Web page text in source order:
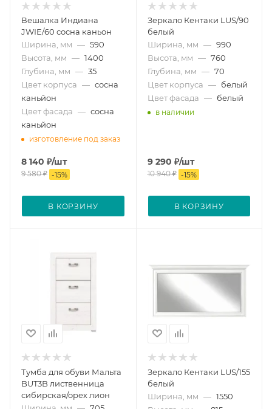
Вешалка Индиана
JWIE/60 сосна каньон
Ширина, мм — 590
Высота, мм — 1400
Глубина, мм — 35
Цвет корпуса — сосна
каньйон
Цвет фасада — сосна
каньйон
изготовление под заказ
8 140 ₽/шт
9 580₽ -15%
В КОРЗИНУ
Зеркало Кентаки LUS/90
белый
Ширина, мм — 990
Высота, мм — 760
Глубина, мм — 70
Цвет корпуса — белый
Цвет фасада — белый
в наличии
9 290 ₽/шт
10 940₽ -15%
В КОРЗИНУ
Тумба для обуви Мальта
BUT3B лиственница
сибирская/орех лион
Зеркало Кентаки LUS/155
белый
Ширина, мм — 1550